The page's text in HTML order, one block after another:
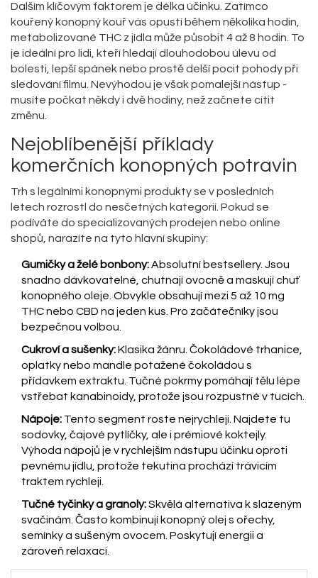
Dalším klíčovým faktorem je délka účinku. Zatímco
kouřený konopný kouř vás opustí během několika hodin,
metabolizované THC z jídla může působit 4 až 8 hodin. To
je ideální pro lidi, kteří hledají dlouhodobou úlevu od
bolesti, lepší spánek nebo prostě delší pocit pohody při
sledování filmu. Nevýhodou je však pomalejší nástup -
musíte počkat někdy i dvě hodiny, než začnete cítit
změnu.
Nejoblíbenější příklady
komerčních konopných potravin
Trh s legálními konopnými produkty se v posledních
letech rozrostl do nesčetných kategorií. Pokud se
podíváte do specializovaných prodejen nebo online
shopů, narazíte na tyto hlavní skupiny:
Gumičky a želé bonbony:Absolutní bestsellery. Jsou
snadno dávkovatelné, chutnají ovocně a maskují chuť
konopného oleje. Obvykle obsahují mezi 5 až 10 mg
THC nebo CBD na jeden kus. Pro začátečníky jsou
bezpečnou volbou.
Cukroví a sušenky:Klasika žánru. Čokoládové trhanice,
oplatky nebo mandle potažené čokoládou s
přídavkem extraktu. Tučné pokrmy pomáhají tělu lépe
vstřebat kanabinoidy, protože jsou rozpustné v tucích.
Nápoje: Tento segment roste nejrychleji. Najdete tu
sodovky, čajové pytlíčky, ale i prémiové koktejly.
Výhoda nápojů je v rychlejším nástupu účinku oproti
pevnému jídlu, protože tekutina prochází trávicím
traktem rychleji.
Tučné tyčinky a granoly:Skvělá alternativa k slazeným
svačinám. Často kombinují konopný olej s ořechy,
semínky a sušeným ovocem. Poskytují energii a
zároveň relaxaci.